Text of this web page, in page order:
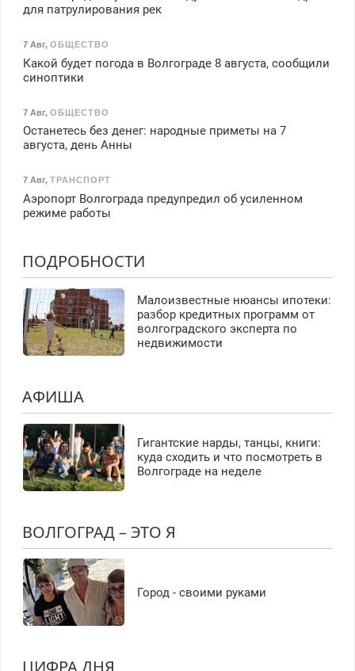
для патрулирования рек
7 Авг, ОБЩЕСТВО
Какой будет погода в Волгограде 8 августа, сообщили
синоптики
7 Авг, ОБЩЕСТВО
Останетесь без денег: народные приметы на 7
августа, день Анны
7 Авг, ТРАНСПОРТ
Аэропорт Волгограда предупредил об усиленном
режиме работы
ПОДРОБНОСТИ
Малоизвестные нюансы ипотеки:
разбор кредитных программ от
волгоградского эксперта по
недвижимости
АФИША
Гигантские нарды, танцы, книги:
куда сходить и что посмотреть в
Волгограде на неделе
ВОЛГОГРАД – ЭТО Я
Город - своими руками